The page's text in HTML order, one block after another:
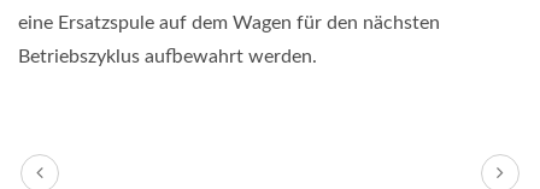
eine Ersatzspule auf dem Wagen für den nächsten
Betriebszyklus aufbewahrt werden.